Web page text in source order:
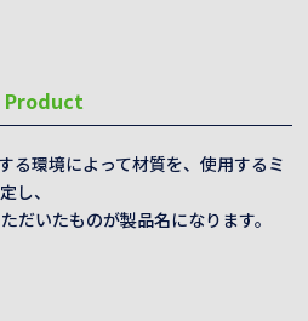
Product
る環境によって材質を、使用するミ
し、
だいたものが製品名になります。